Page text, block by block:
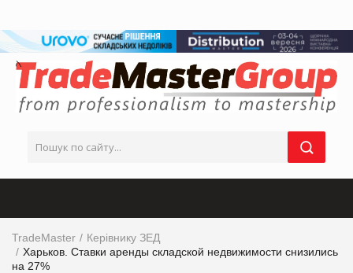
TradeMaster
Керівнику ЗЕД
Харьков. Ставки аренды складской недвижимости снизились
на 27%